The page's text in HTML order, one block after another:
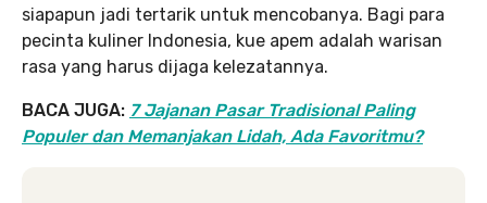
siapapun jadi tertarik untuk mencobanya. Bagi para
pecinta kuliner Indonesia, kue apem adalah warisan
rasa yang harus dijaga kelezatannya.
BACA JUGA: 7 Jajanan Pasar Tradisional Paling
Populer dan Memanjakan Lidah, Ada Favoritmu?